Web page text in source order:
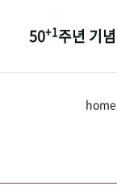
50+1주년 기념
성과 50선home